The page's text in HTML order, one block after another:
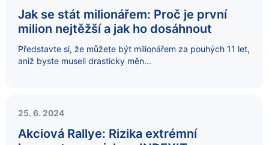
Jak se stát milionářem: Proč je první
milion nejtěžší a jak ho dosáhnout
Představte si, že můžete být milionářem za pouhých 11 let,
aniž byste museli drasticky měn...
25. 6. 2024
Akciová Rallye: Rizika extrémní